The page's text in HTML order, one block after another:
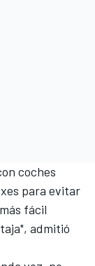
coches
para evitar
fácil
admitió